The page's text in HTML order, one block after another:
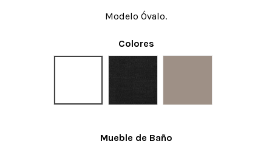
Modelo Óvalo.
Colores
Mueble de Baño